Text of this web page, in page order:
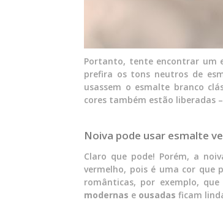
Portanto, tente encontrar um
prefira os tons neutros de
usassem o esmalte branco
cores também estão liberadas
Noiva pode usar esmalte
Claro que pode! Porém, a
vermelho, pois é uma cor que
românticas, por exemplo,
modernas e ousadas ficam